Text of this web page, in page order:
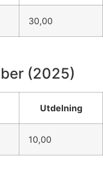
30,00
(2025)
Utdelning
10,00